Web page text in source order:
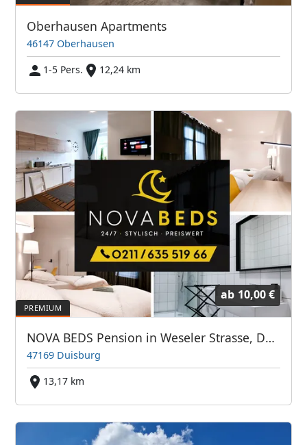
Oberhausen Apartments
46147 Oberhausen
1-5 Pers.
12,24 km
ab 10,00 €
NOVA BEDS Pension in Weseler Strasse, Duisburg
47169 Duisburg
13,17 km